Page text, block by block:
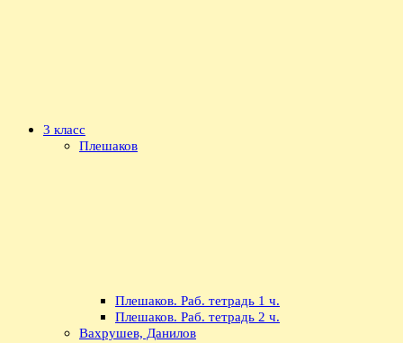
3 класс
Плешаков
Плешаков. Раб. тетрадь 1 ч.
Плешаков. Раб. тетрадь 2 ч.
Вахрушев, Данилов